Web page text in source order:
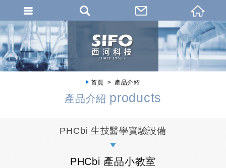
首頁 產品介紹
產品介紹 products
PHCbi 生技醫學實驗設備
PHCbi 產品小教室